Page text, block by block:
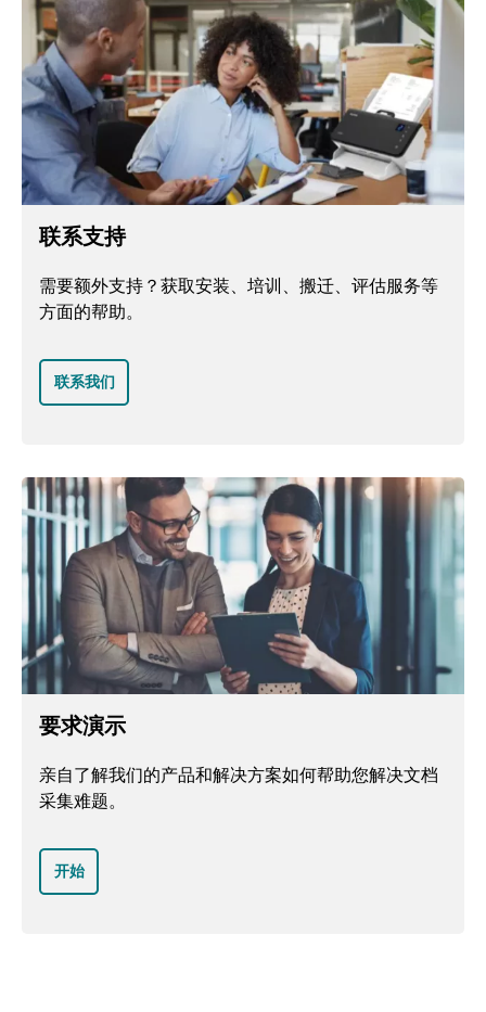
联系支持
需要额外支持？获取安装、培训、搬迁、评估服务等
方面的帮助。
联系我们
要求演示
亲自了解我们的产品和解决方案如何帮助您解决文档
采集难题。
开始